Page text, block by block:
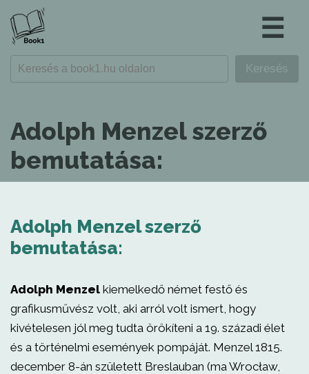
☰
Adolph Menzel szerző
bemutatása:
Adolph Menzel szerző
bemutatása:
Adolph Menzel kiemelkedő német festő és
grafikusművész volt, aki arról volt ismert, hogy
kivételesen jól meg tudta örökíteni a 19. századi élet
és a történelmi események pompáját. Menzel 1815.
december 8-án született Breslauban (ma Wrocław,